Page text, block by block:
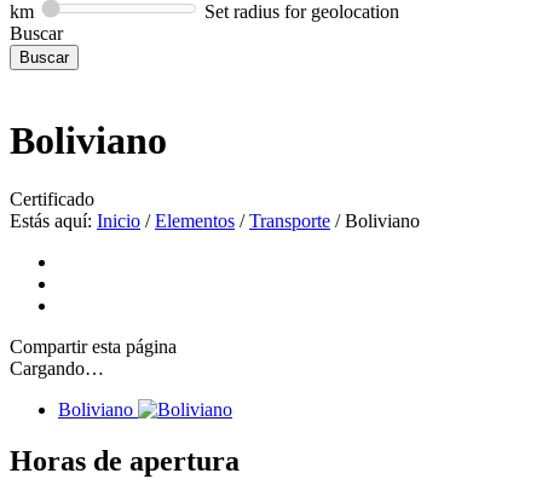
km
Set radius for geolocation
Buscar
Boliviano
Certificado
Estás aquí: Inicio / Elementos / Transporte / Boliviano
Compartir esta página
Cargando…
Boliviano
Horas de apertura